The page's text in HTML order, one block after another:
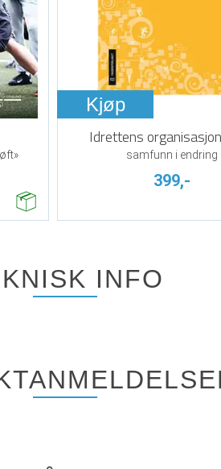
Kjøp
Idrettens
samfunn i endring
399,-
INFO